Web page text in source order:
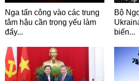
Nga tấn công vào các trung
tâm hậu cần trọng yếu làm
đẩy...
Bộ
biến...